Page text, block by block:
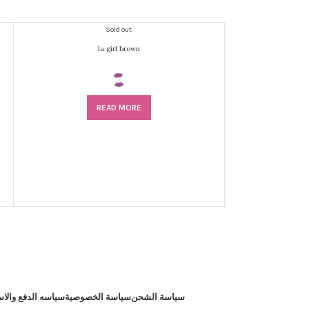
Sold out
la girl brown
READ MORE
سياسه الدفعسياسة الخصوصيةسياسة الشحن